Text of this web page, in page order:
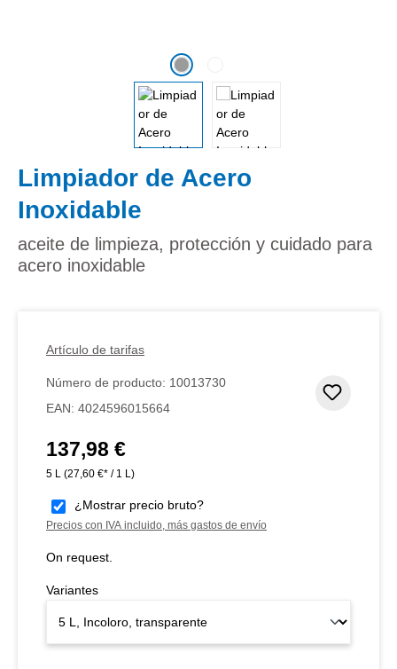
Limpiador de Acero
Inoxidable
aceite de limpieza, protección y cuidado para
acero inoxidable
Artículo de tarifas
Número de producto: 10013730
EAN: 4024596015664
Precio normal:
137,98 €
5 L (27,60 €* / 1 L)
¿Mostrar precio bruto?
Precios con IVA incluido, más gastos de envío
On request.
Variantes